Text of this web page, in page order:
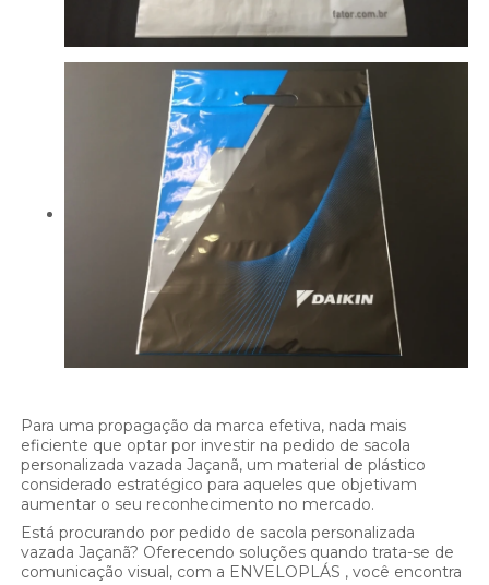
Para uma propagação da marca efetiva, nada mais
eficiente que optar por investir na pedido de sacola
personalizada vazada Jaçanã, um material de plástico
considerado estratégico para aqueles que objetivam
aumentar o seu reconhecimento no mercado.
Está procurando por pedido de sacola personalizada
vazada Jaçanã? Oferecendo soluções quando trata-se de
comunicação visual, com a ENVELOPLÁS , você encontra